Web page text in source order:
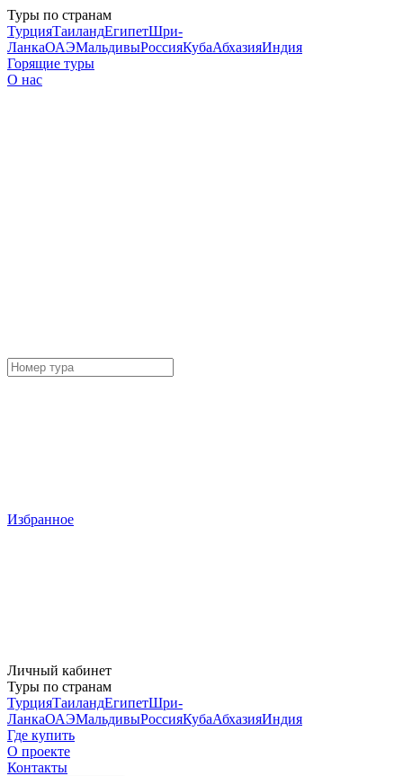
Туры по странам
ТурцияТаиландЕгипетШри-
ЛанкаОАЭМальдивыРоссияКубаАбхазияИндия
Горящие туры
О нас
Избранное
Личный кабинет
Туры по странам
ТурцияТаиландЕгипетШри-
ЛанкаОАЭМальдивыРоссияКубаАбхазияИндия
Где купить
О проекте
Контакты